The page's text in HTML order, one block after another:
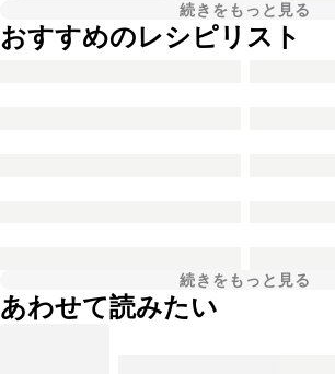
続きをもっと見る
おすすめのレシピリスト
続きをもっと見る
あわせて読みたい